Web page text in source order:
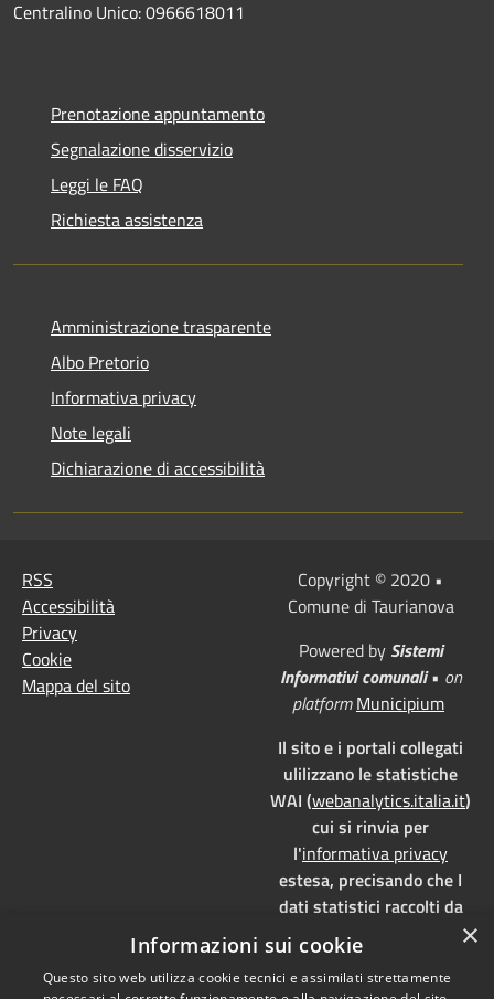
Centralino Unico: 0966618011
Prenotazione appuntamento
Segnalazione disservizio
Leggi le FAQ
Richiesta assistenza
Amministrazione trasparente
Albo Pretorio
Informativa privacy
Note legali
Dichiarazione di accessibilità
RSS
Accessibilità
Privacy
Cookie
Mappa del sito
Copyright © 2020 •
Comune di Taurianova
Powered by Sistemi
Informativi comunali• on
platform Municipium
Il sito e i portali collegati
ulilizzano le statistiche
WAI (webanalytics.italia.it)
cui si rinvia per
l'informativa privacy
estesa, precisando che I
dati statistici raccolti da
WAI vengono memorizzati
su server dedicati,
localizzati in Italia e ad uso
×
Informazioni sui cookie
Questo sito web utilizza cookie tecnici e assimilati strettamente